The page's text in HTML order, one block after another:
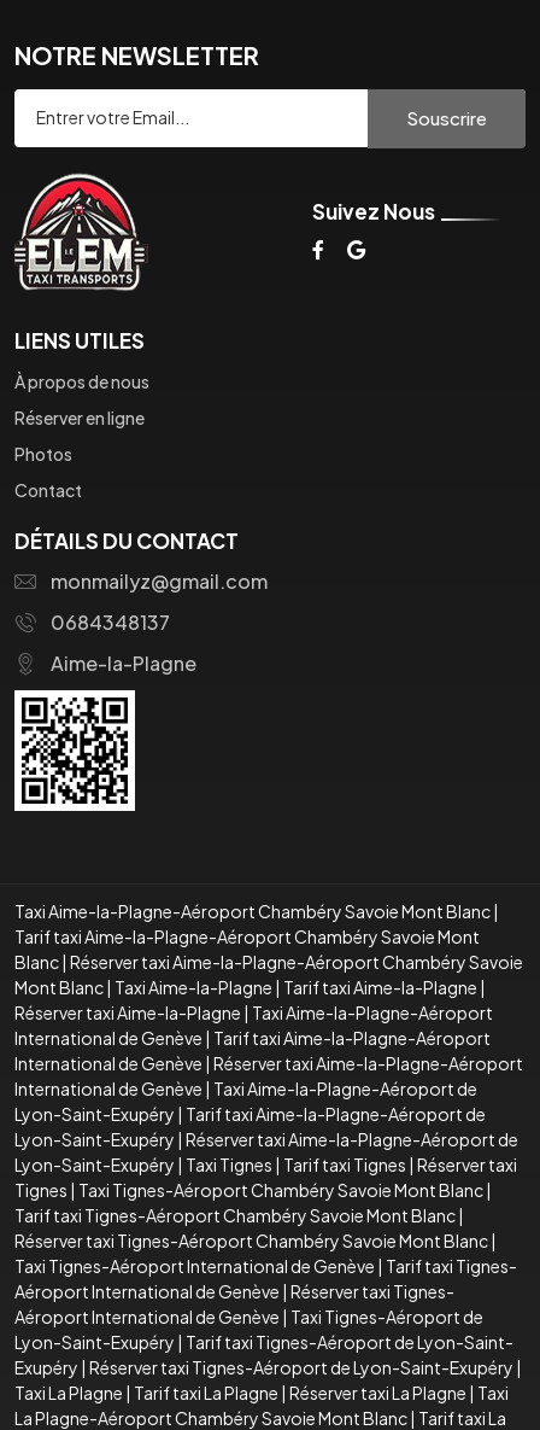
NOTRE NEWSLETTER
Souscrire
Suivez Nous
LIENS UTILES
À propos de nous
Réserver en ligne
Photos
Contact
DÉTAILS DU CONTACT
monmailyz@gmail.com
0684348137
Aime-la-Plagne
Taxi Aime-la-Plagne-Aéroport Chambéry Savoie Mont Blanc|
Tarif taxi Aime-la-Plagne-Aéroport Chambéry Savoie Mont
Blanc| Réserver taxi Aime-la-Plagne-Aéroport Chambéry Savoie
Mont Blanc| Taxi Aime-la-Plagne | Tarif taxi Aime-la-Plagne |
Réserver taxi Aime-la-Plagne | Taxi Aime-la-Plagne-Aéroport
International de Genève | Tarif taxi Aime-la-Plagne-Aéroport
International de Genève | Réserver taxi Aime-la-Plagne-Aéroport
International de Genève | Taxi Aime-la-Plagne-Aéroport de
Lyon-Saint-Exupéry | Tarif taxi Aime-la-Plagne-Aéroport de
Lyon-Saint-Exupéry | Réserver taxi Aime-la-Plagne-Aéroport de
Lyon-Saint-Exupéry | Taxi Tignes | Tarif taxi Tignes | Réserver taxi
Tignes | Taxi Tignes-Aéroport Chambéry Savoie Mont Blanc|
Tarif taxi Tignes-Aéroport Chambéry Savoie Mont Blanc|
Réserver taxi Tignes-Aéroport Chambéry Savoie Mont Blanc|
Taxi Tignes-Aéroport International de Genève | Tarif taxi Tignes-
Aéroport International de Genève | Réserver taxi Tignes-
Aéroport International de Genève | Taxi Tignes-Aéroport de
Lyon-Saint-Exupéry | Tarif taxi Tignes-Aéroport de Lyon-Saint-
Exupéry | Réserver taxi Tignes-Aéroport de Lyon-Saint-Exupéry |
Taxi La Plagne | Tarif taxi La Plagne | Réserver taxi La Plagne | Taxi
La Plagne-Aéroport Chambéry Savoie Mont Blanc| Tarif taxi La